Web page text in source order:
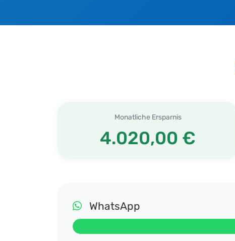
Monatliche Ersparnis
4.020,00 €
WhatsApp